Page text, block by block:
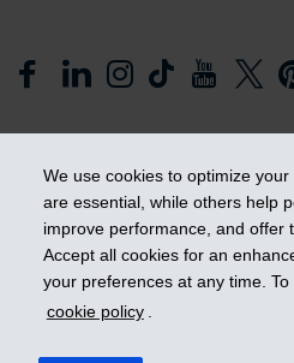
We use cookies to optimize
are essential, while others help
improve performance, and offer
Accept all cookies for an
your preferences at any time.
cookie policy .
Prendre les